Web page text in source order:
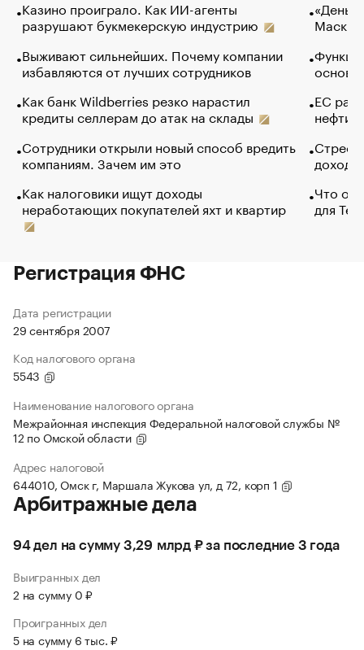
Казино проиграло. Как ИИ-агенты
разрушают букмекерскую индустрию
Выживают сильнейших. Почему компании
избавляются от лучших сотрудников
Как банк Wildberries резко нарастил
кредиты селлерам до атак на склады
Сотрудники открыли новый способ вредить
компаниям. Зачем им это
Как налоговики ищут доходы
неработающих покупателей яхт и квартир
Маск в
основ
ЕС
нефти
Что
для
Регистрация ФНС
Дата регистрации
29 сентября 2007
Код налогового органа
5543
Наименование налогового органа
Межрайонная инспекция Федеральной налоговой службы №
12 по Омской области
Адрес налоговой
644010, Омск г, Маршала Жукова ул, д 72, корп 1
Арбитражные дела
94 дел на сумму 3,29 млрд ₽ за последние 3 года
Выигранных дел
2 на сумму 0 ₽
Проигранных дел
5 на сумму 6 тыс. ₽